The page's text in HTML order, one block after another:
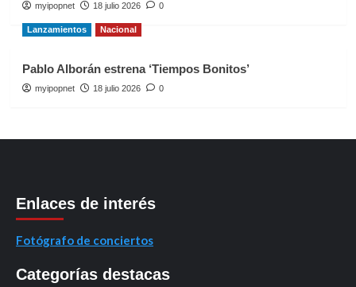
myipopnet 18 julio 2026 0
Lanzamientos Nacional
Pablo Alborán estrena ‘Tiempos Bonitos’
myipopnet 18 julio 2026 0
Enlaces de interés
Fotógrafo de conciertos
Categorías destacas